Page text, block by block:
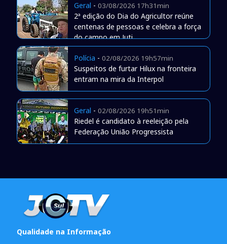
Geral - 03/08/2026 17h31min
2ª edição do Dia do Agricultor reúne
centenas de pessoas e celebra a força
do campo em Juti
Polícia - 02/08/2026 19h57min
Suspeitos de furtar Hilux na fronteira
entram na mira da Interpol
Geral - 02/08/2026 19h51min
Riedel é candidato à reeleição pela
Federação União Progressista
Qualidade na Informação